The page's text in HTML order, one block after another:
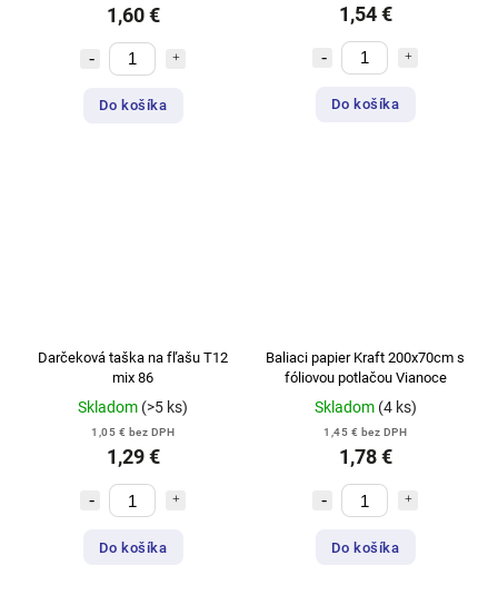
1,60 €
Do košíka
1,54 €
Do košíka
Darčeková taška na fľašu T12
mix 86
Skladom (>5 ks)
1,05 € bez DPH
1,29 €
Do košíka
Baliaci papier Kraft 200x70cm s
fóliovou potlačou Vianoce
Skladom (4 ks)
1,45 € bez DPH
1,78 €
Do košíka